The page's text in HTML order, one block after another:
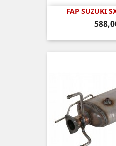
FAP SUZUKI
Prix